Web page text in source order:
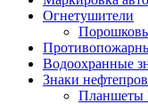
Огнетушители
Водоохранные
Знаки
Планшеты